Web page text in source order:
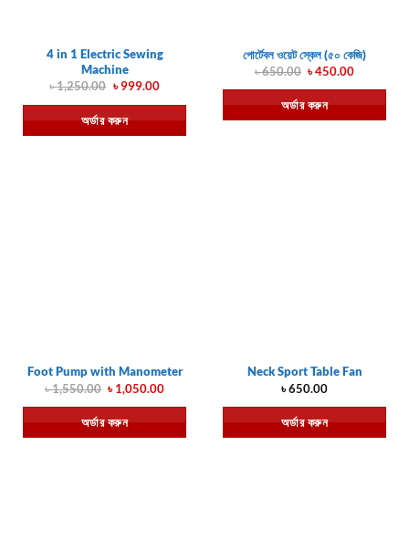
4 in 1 Electric Sewing
Machine
৳1,250.00 Original
was:
৳ 1,250.00.
৳999.00Current
is:
৳ 999.00.
অর্ডার করুন
পোর্টেবল ওয়েট স্কেল (৫০ কেজি)
৳650.00 Original
was:
৳ 650.00.
৳450.00Current
is:
৳ 450.00.
অর্ডার করুন
Foot Pump with Manometer
৳1,550.00 Original
price
was:
৳ 1,550.00.
৳1,050.00Current
is:
৳ 1,050.00.
অর্ডার করুন
Neck Sport Table Fan
৳650.00
অর্ডার করুন